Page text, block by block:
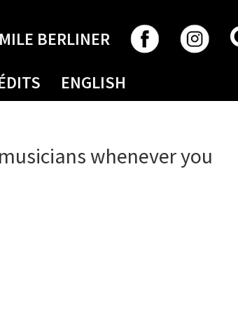
BERLINER
ENGLISH
whenever you